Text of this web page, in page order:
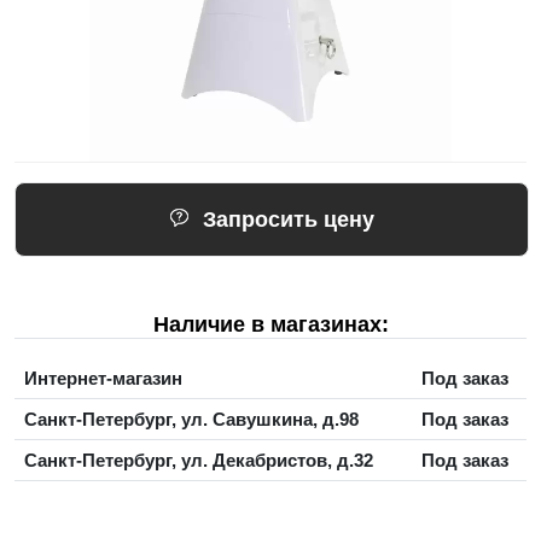
Запросить цену
Наличие в магазинах:
Интернет-магазин
Под заказ
Санкт-Петербург, ул. Савушкина, д.98
Под заказ
Санкт-Петербург, ул. Декабристов, д.32
Под заказ